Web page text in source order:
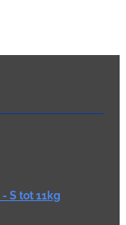
S tot 11kg